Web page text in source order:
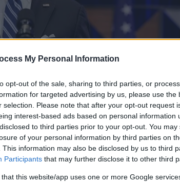
My Personal Information
opt-out of the sale, sharing to third parties, or
for targeted advertising by us, please use the
selection. Please note that after your opt-out request
interest-based ads based on personal information
to third parties prior to your opt-out. You
of your personal information by third parties on
This information may also be disclosed by us to third
Participants that may further disclose it to other third
that this website/app uses one or more Google
το ΕΘΝΟΣ στη Google